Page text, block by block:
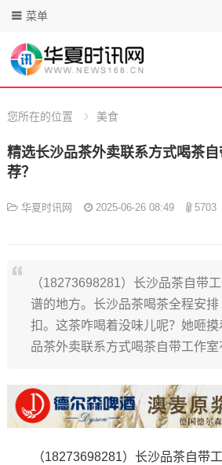
菜单
您所在的位置 美食
精选长沙品茶外卖联系方式喝茶
荐？
华夏时讯网 2025-06-26 08:49 5703
（18273698281）长沙品茶自带
谱的地方。长沙品茶喝茶全程安
扣。这茶咋喝着没味儿呢？她咂
品茶外卖联系方式喝茶自带工作室
（18273698281）长沙品茶自带工